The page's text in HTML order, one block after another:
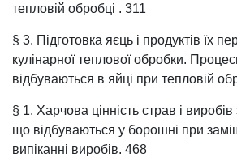
тепловій обробці . 311
§ 3. Підготовка яєць і продуктів їх
кулінарної теплової обробки.
відбуваються в яйці при тепловій
§ 1. Харчова цінність страв і
що відбуваються у борошні при
випіканні виробів. 468